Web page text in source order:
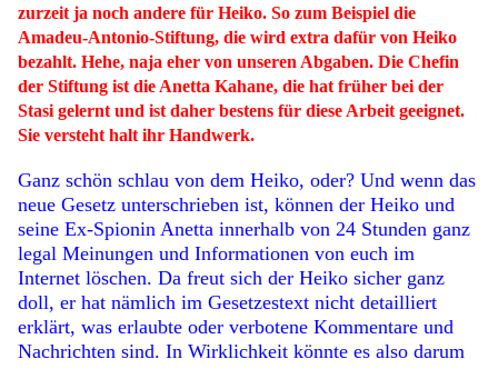
zurzeit ja noch andere für Heiko. So zum Beispiel die
Amadeu-Antonio-Stiftung, die wird extra dafür von Heiko
bezahlt. Hehe, naja eher von unseren Abgaben. Die Chefin
der Stiftung ist die Anetta Kahane, die hat früher bei der
Stasi gelernt und ist daher bestens für diese Arbeit geeignet.
Sie versteht halt ihr Handwerk.
Ganz schön schlau von dem Heiko, oder? Und wenn das
neue Gesetz unterschrieben ist, können der Heiko und
seine Ex-Spionin Anetta innerhalb von 24 Stunden ganz
legal Meinungen und Informationen von euch im
Internet löschen. Da freut sich der Heiko sicher ganz
doll, er hat nämlich im Gesetzestext nicht detailliert
erklärt, was erlaubte oder verbotene Kommentare und
Nachrichten sind. In Wirklichkeit könnte es also darum